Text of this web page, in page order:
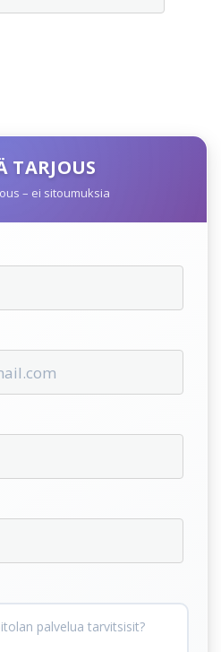
TARJOUS
– ei sitoumuksia